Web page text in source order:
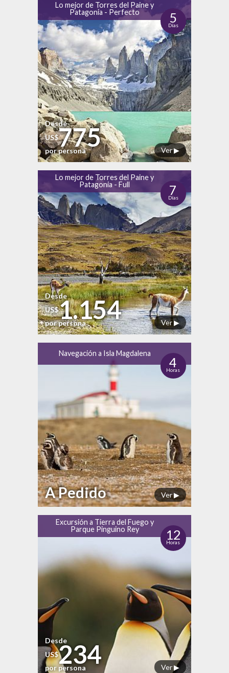
Lo mejor de Torres del Paine y
Patagonia - Perfecto
5
Días
Ver ▶
Desde
US$775
por persona
Lo mejor de Torres del Paine y
Patagonia - Full
7
Días
Ver ▶
Desde
US$1.154
por persona
Navegación a Isla Magdalena
4
Horas
Ver ▶
A Pedido
Excursión a Tierra del Fuego y
Parque Pinguino Rey
12
Horas
Ver ▶
Desde
US$234
por persona